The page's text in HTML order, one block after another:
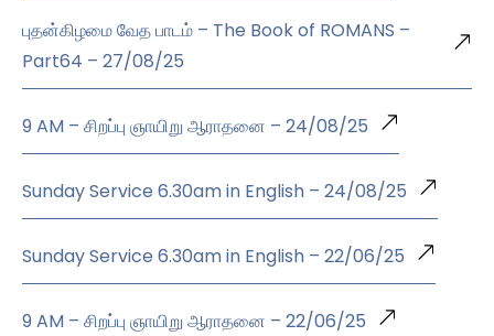
புதன்கிழமை வேத பாடம் – The Book of ROMANS –
Part64 – 27/08/25
9 AM – சிறப்பு ஞாயிறு ஆராதனை – 24/08/25
Sunday Service 6.30am in English – 24/08/25
Sunday Service 6.30am in English – 22/06/25
9 AM – சிறப்பு ஞாயிறு ஆராதனை – 22/06/25